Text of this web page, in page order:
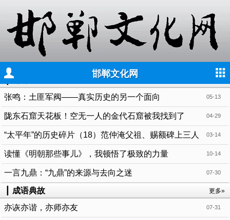
邯郸文化网
┃邯郸非遗
05-13
张鸣：土匪军阀——真实历史的另一个面向
04-29
陇东石窟天花板！空无一人的金代石窟被我找到了
03-14
“太平年”的历史碎片（18）范仲淹父祖、赐额碑上三人
10-14
读懂《明朝那些事儿》，我顿悟了极致的力量
07-30
一言九鼎：“九鼎”的来源与去向之迷
更多»
成语典故
07-31
亦诙亦谐，亦师亦友